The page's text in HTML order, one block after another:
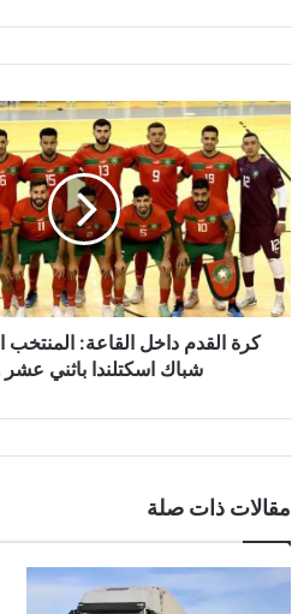
كرة
القدم
داخل
القاعة:
المنتخب
المغربي
يدك
شباك
اسكتلندا
باثنيكرة القدم داخل القاعة: المنتخب
شباك اسكتلندا باثني عشر
مقالات ذات صلة